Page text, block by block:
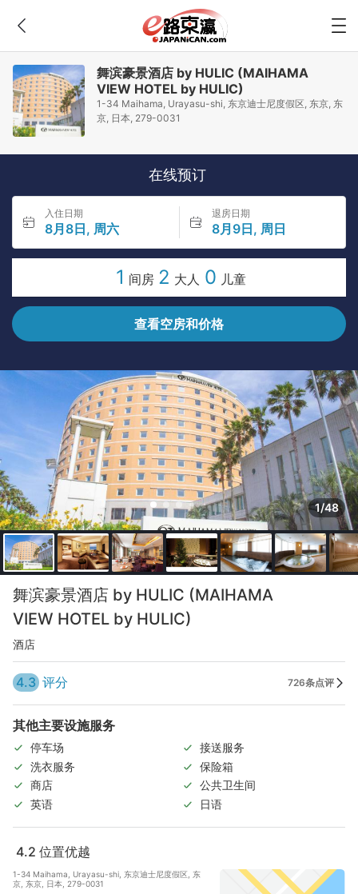
舞滨豪景酒店 by HULIC (MAIHAMA
VIEW HOTEL by HULIC)
1-34 Maihama, Urayasu-shi, 东京迪士尼度假区, 东京, 东
京, 日本, 279-0031
在线预订
入住日期
8月8日, 周六
退房日期
8月9日, 周日
1 间房 2 大人 0 儿童
查看空房和价格
1/48
舞滨豪景酒店 by HULIC (MAIHAMA
VIEW HOTEL by HULIC)
酒店
4.3 评分 726条点评
其他主要设施服务
停车场
接送服务
洗衣服务
保险箱
商店
公共卫生间
英语
日语
4.2 位置优越
1-34 Maihama, Urayasu-shi, 东京迪士尼度假区, 东
京, 东京, 日本, 279-0031